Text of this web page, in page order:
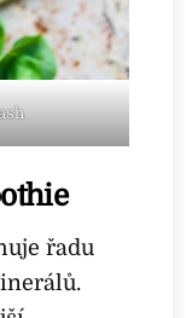
řadu